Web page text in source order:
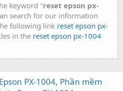
keyword "reset epson px-
search for our information
following link reset epson px-
in the reset epson px-1004
PX-1004, Phần mềm